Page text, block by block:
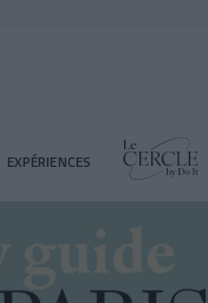
EXPÉRIENCES